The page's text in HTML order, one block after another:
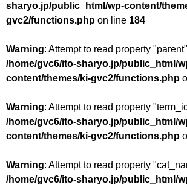
sharyo.jp/public_html/wp-content/
gvc2/functions.php on line 184
Warning: Attempt to read property
/home/gvc6/ito-sharyo.jp/public_html/
content/themes/ki-gvc2/functions.php
Warning: Attempt to read property
/home/gvc6/ito-sharyo.jp/public_html/
content/themes/ki-gvc2/functions.php
Warning: Attempt to read property
/home/gvc6/ito-sharyo.jp/public_html/